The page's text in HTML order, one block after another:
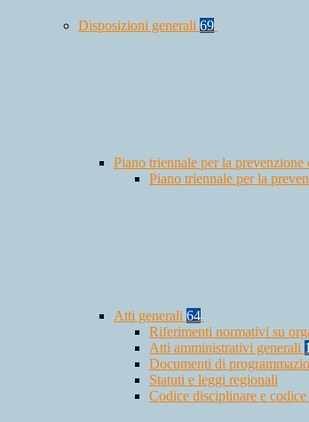
Disposizioni generali 69
Piano triennale per la
Piano triennale per la
Atti generali 64
Riferimenti normativi su
Atti amministrativi generali
Documenti di
Statuti e leggi regionali
Codice disciplinare e